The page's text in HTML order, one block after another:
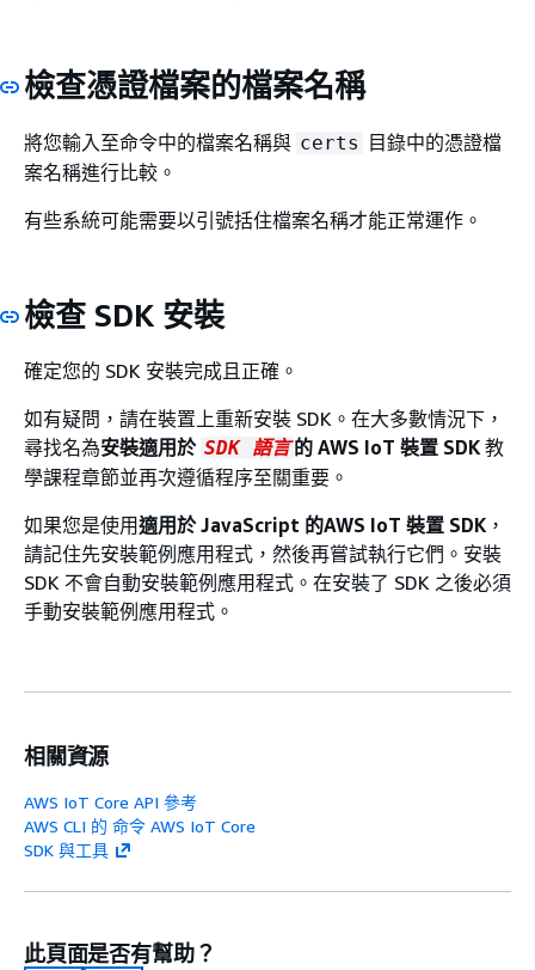
檢查憑證檔案的檔案名稱
將您輸入至命令中的檔案名稱與 certs 目錄中的憑證檔
案名稱進行比較。
有些系統可能需要以引號括住檔案名稱才能正常運作。
檢查 SDK 安裝
確定您的 SDK 安裝完成且正確。
如有疑問，請在裝置上重新安裝 SDK。在大多數情況下，
尋找名為安裝適用於 SDK 語言 的 AWS IoT 裝置 SDK教
學課程章節並再次遵循程序至關重要。
如果您是使用適用於 JavaScript 的AWS IoT 裝置 SDK，
請記住先安裝範例應用程式，然後再嘗試執行它們。安裝
SDK 不會自動安裝範例應用程式。在安裝了 SDK 之後必須
手動安裝範例應用程式。
相關資源
AWS IoT Core API 參考
AWS CLI 的 命令 AWS IoT Core
SDK 與工具
此頁面是否有幫助？